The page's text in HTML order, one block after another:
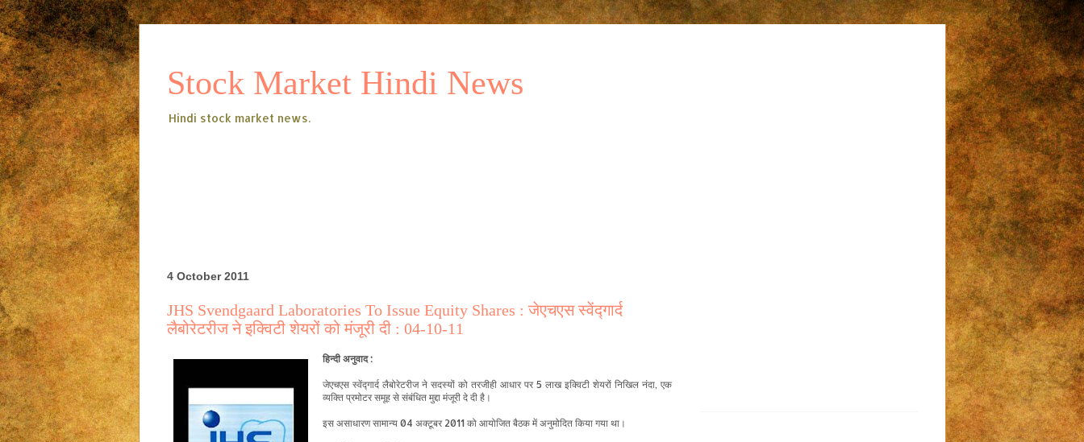
Stock Market Hindi News
Hindi stock market news.
4 October 2011
JHS Svendgaard Laboratories To Issue Equity Shares : जेएचएस स्वेंद्गार्द
लैबोरेटरीज ने इक्विटी शेयरों को मंजूरी दी : 04-10-11
हिन्दी अनुवाद :
जेएचएस स्वेंद्गार्द लैबोरेटरीज ने सदस्यों को तरजीही आधार पर5 लाख इक्विटी शेयरों निखिल नंदा, एक
व्यक्ति प्रमोटर समूह से संबंधित मुद्दा मंजूरी दे दी है।
इस असाधारण सामान्य04 अक्टूबर2011 को आयोजित बैठक में अनुमोदित किया गया था।